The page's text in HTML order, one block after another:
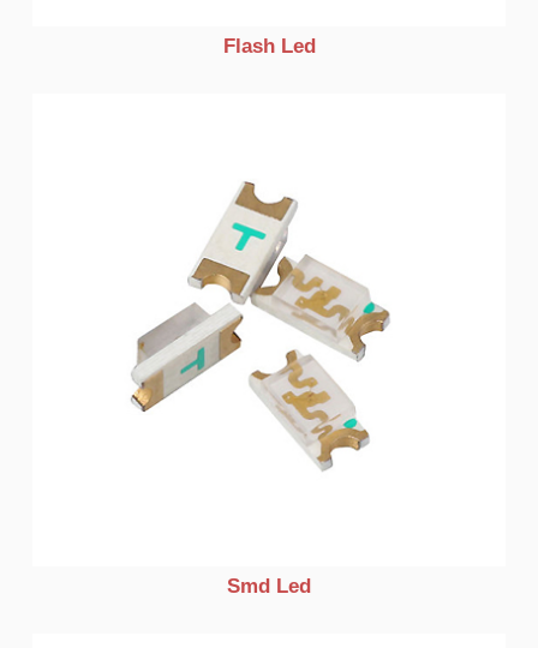
Flash Led
Smd Led